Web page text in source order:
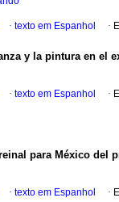
· texto em Espanhol ·
y la pintura en el
· texto em Espanhol ·
para México del
· texto em Espanhol ·